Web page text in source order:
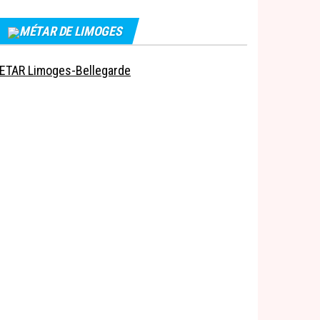
MÉTAR DE LIMOGES
Limoges-Bellegarde